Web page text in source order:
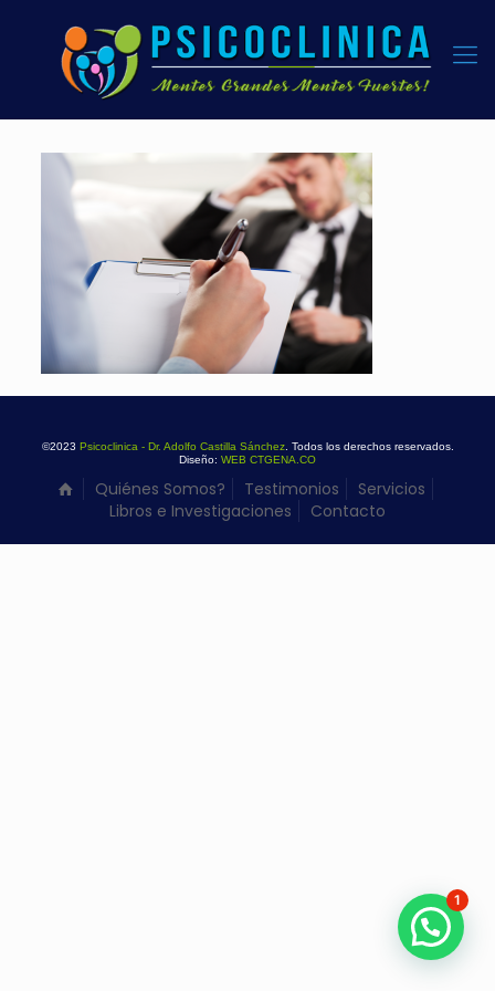
©2023 Psicoclinica - Dr. Adolfo Castilla Sánchez. Todos los derechos reservados.
Diseño: WEB CTGENA.CO
Quiénes Somos? Testimonios
Servicios
Libros e Investigaciones
Contacto
1